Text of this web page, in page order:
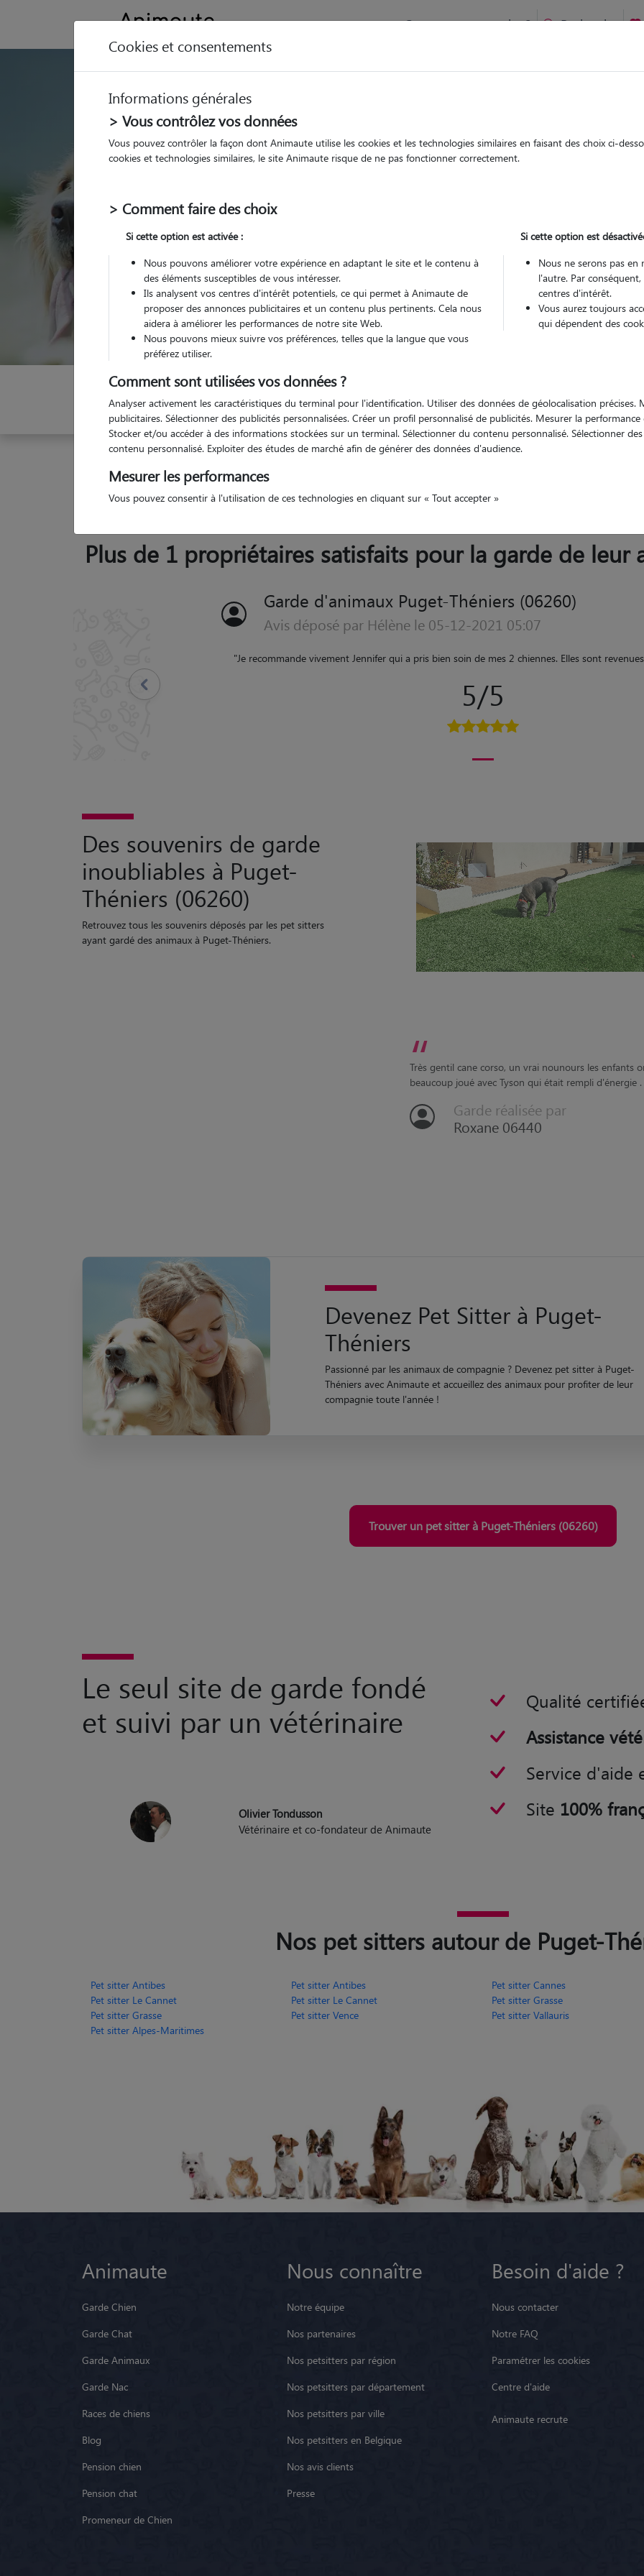
Comment ça marche ? Recherche
Trouvez une garde animaux à
Puget-Théniers
Théniers
Garde
Indiquez vos dates
Plus de 1 propriétaires satisfaits pour la garde de leur
Garde d'animaux Puget-Théniers (06260)
Avis déposé par Hélène le 05-12-2021 05:07
"Je recommande vivement Jennifer qui a pris bien soin de mes 2 chiennes. Elles sont
5/5
Des souvenirs de garde
inoubliables à Puget-
Théniers (06260)
Retrouvez tous les souvenirs déposés par les pet sitters
ayant gardé des animaux à Puget-Théniers.
“
Très gentil cane corso, un vrai nounours les enfants
beaucoup joué avec Tyson qui était rempli d'énergie .
Garde réalisée par
Roxane 06440
Devenez Pet Sitter à Puget-
Théniers
Passionné par les animaux de compagnie ? Devenez pet sitter à Puget-
Théniers avec Animaute et accueillez des animaux pour profiter de leur
compagnie toute l'année !
Trouver un pet sitter à Puget-Théniers (06260)
Le seul site de garde fondé
et suivi par un vétérinaire
Qualité
Assistance
Service d'aide
Site 100%
Olivier Tondusson
Vétérinaire et co-fondateur de Animaute
Nos pet sitters autour de Puget-
Pet sitter Antibes Pet sitter Antibes
Pet sitter Cannes
Pet sitter Le Cannet
Pet sitter Le Cannet
Pet sitter Grasse
Pet sitter Grasse
Pet sitter Vence
Pet sitter Vallauris
Pet sitter Alpes-Maritimes
Animaute
Garde Chien
Garde Chat
Garde Animaux
Garde Nac
Races de chiens
Blog
Pension chien
Pension chat
Promeneur de Chien
Nous connaître
Notre équipe
Nos partenaires
Nos petsitters par région
Nos petsitters par département
Nos petsitters par ville
Nos petsitters en Belgique
Nos avis clients
Presse
Besoin d'aide ?
Nous contacter
Notre FAQ
Paramétrer les cookies
Centre d'aide
Animaute recrute
Cookies et consentements
Informations générales
> Vous contrôlez vos données
Vous pouvez contrôler la façon dont Animaute utilise les cookies et les technologies similaires en faisant des choix ci-
cookies et technologies similaires, le site Animaute risque de ne pas fonctionner correctement.
> Comment faire des choix
Si cette option est activée :
Nous pouvons améliorer votre expérience en adaptant le site et le contenu à
des éléments susceptibles de vous intéresser.
Ils analysent vos centres d'intérêt potentiels, ce qui permet à Animaute de
proposer des annonces publicitaires et un contenu plus pertinents. Cela nous
aidera à améliorer les performances de notre site Web.
Nous pouvons mieux suivre vos préférences, telles que la langue que vous
préférez utiliser.
Si cette option est
Nous ne serons pas en
l'autre. Par
centres d'intérêt.
Vous aurez toujours
qui dépendent des
Comment sont utilisées vos données ?
Analyser activement les caractéristiques du terminal pour l'identification. Utiliser des données de géolocalisation précises.
publicitaires. Sélectionner des publicités personnalisées. Créer un profil personnalisé de publicités. Mesurer la
Stocker et/ou accéder à des informations stockées sur un terminal. Sélectionner du contenu personnalisé. Sélectionner
contenu personnalisé. Exploiter des études de marché afin de générer des données d'audience.
Mesurer les performances
Vous pouvez consentir à l'utilisation de ces technologies en cliquant sur « Tout accepter »